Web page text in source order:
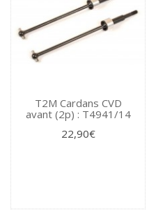
T2M Cardans CVD
avant (2p) : T4941/14
22,90€